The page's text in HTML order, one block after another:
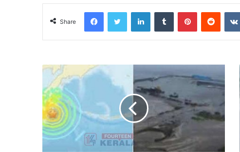
Share
FacebookTwitter LinkedInTumblr PinterestReddit